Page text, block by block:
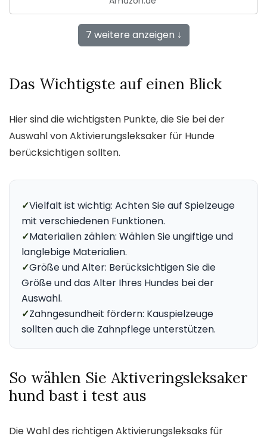
7 weitere anzeigen ↓
Das Wichtigste auf einen Blick
Hier sind die wichtigsten Punkte, die Sie bei der
Auswahl von Aktivierungsleksaker für Hunde
berücksichtigen sollten.
✓Vielfalt ist wichtig: Achten Sie auf Spielzeuge
mit verschiedenen Funktionen.
✓Materialien zählen: Wählen Sie ungiftige und
langlebige Materialien.
✓Größe und Alter: Berücksichtigen Sie die
Größe und das Alter Ihres Hundes bei der
Auswahl.
✓Zahngesundheit fördern: Kauspielzeuge
sollten auch die Zahnpflege unterstützen.
So wählen Sie Aktiveringsleksaker
hund bast i test aus
Die Wahl des richtigen Aktivierungsleksaks für